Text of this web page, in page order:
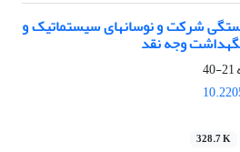
بررسی تأثیر ریسک ورشکستگی شرکت و نوسان‎های سیستماتیک و
وجه ‌نقد
21-40
328.7 K